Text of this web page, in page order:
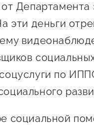
от
эти деньги
по
социальной